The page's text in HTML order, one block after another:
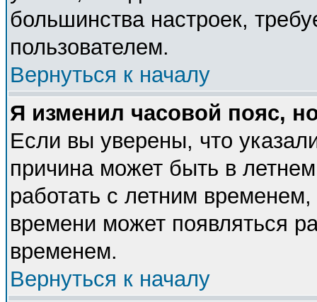
большинства настроек,
пользователем.
Вернуться к началу
Я изменил часовой пояс,
Если вы уверены, что
причина может быть в
работать с летним временем,
времени может появляться
временем.
Вернуться к началу